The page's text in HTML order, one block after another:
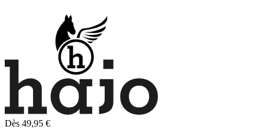
Dès 49,95 €